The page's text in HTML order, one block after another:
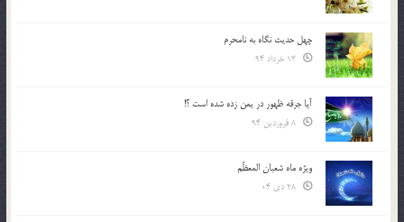
چهل حدیث نگاه به نامحرم
آیا جرقه ظهور در یمن زده شده است ؟!
ویژه ماه شعبان المعظّم